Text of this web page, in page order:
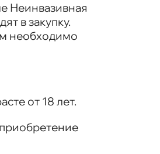
Неинвазивная
в закупку.
необходимо
от 18 лет.